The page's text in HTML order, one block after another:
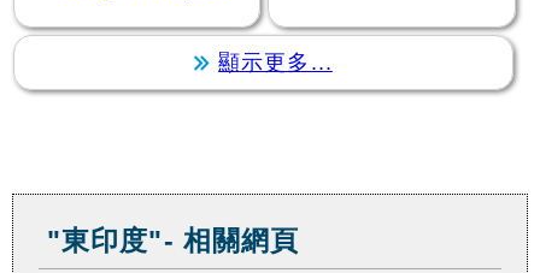
顯示更多...
"東印度"- 相關網頁